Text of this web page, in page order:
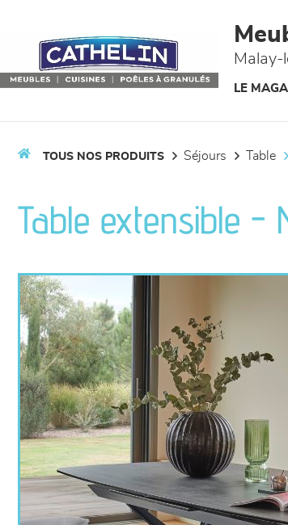
Malay-
LE
TOUS NOS PRODUITS séjours table
Table extensible -